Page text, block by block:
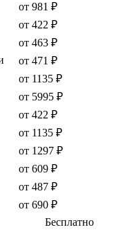
от 981 ₽
от 422 ₽
от 463 ₽
от 471 ₽
от 1135 ₽
от 5995 ₽
от 422 ₽
от 1135 ₽
от 1297 ₽
от 609 ₽
от 487 ₽
от 690 ₽
Бесплатно